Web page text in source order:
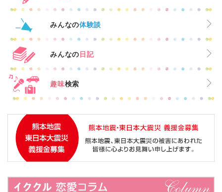
みんなの体験談
みんなの 日記
趣味検索